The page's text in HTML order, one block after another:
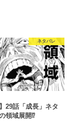
ネタバレ
29話「成長」ネタ
領域展開⁉